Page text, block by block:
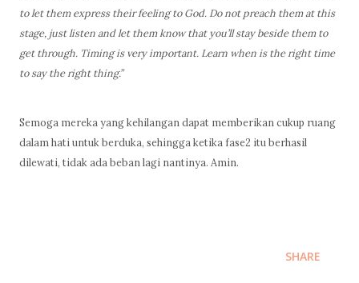
to let them express their feeling to God. Do not preach them at this
stage, just listen and let them know that you’ll stay beside them to
get through. Timing is very important. Learn when is the right time
to say the right thing.”
Semoga mereka yang kehilangan dapat memberikan cukup ruang
dalam hati untuk berduka, sehingga ketika fase2 itu berhasil
dilewati, tidak ada beban lagi nantinya. Amin.
SHARE